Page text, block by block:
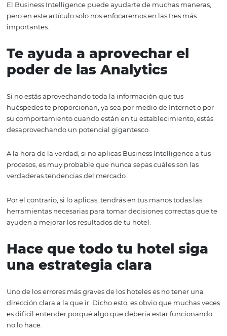
necesita un esfuerzo mucho más consciente y
tiene que comenzar desde el análisis de los procesos de
y registro para que los datos recopilados abarquen toda
Por supuesto, quizás te preguntes “¿por qué debería
sobre las ventajas que te dará.
Ventajas de aplicarlo
tu hotel
pero en este artículo solo nos enfocaremos en las tres
importantes.
Te ayuda a aprovechar el
poder de las Analytics
Si no estás aprovechando toda la información que tus
huéspedes te proporcionan, ya sea por medio de
su comportamiento cuando están en tu